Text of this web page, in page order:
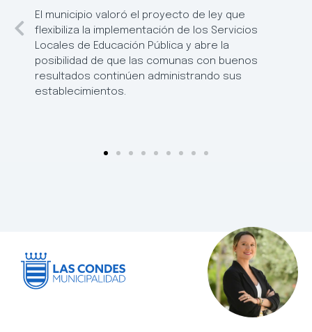
El municipio valoró el proyecto de ley que
flexibiliza la implementación de los Servicios
Locales de Educación Pública y abre la
posibilidad de que las comunas con buenos
resultados continúen administrando sus
establecimientos.